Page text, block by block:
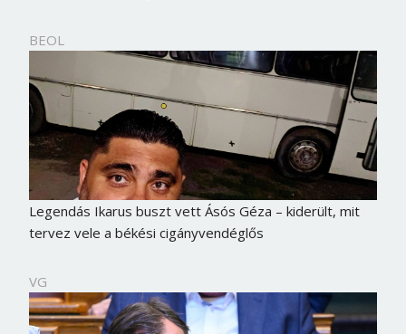
BEOL
Legendás Ikarus buszt vett Ásós Géza – kiderült, mit
tervez vele a békési cigányvendéglős
VG